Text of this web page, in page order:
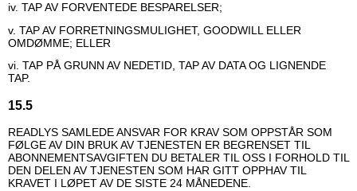
iv. TAP AV FORVENTEDE BESPARELSER;
v. TAP AV FORRETNINGSMULIGHET, GOODWILL ELLER
OMDØMME; ELLER
vi. TAP PÅ GRUNN AV NEDETID, TAP AV DATA OG LIGNENDE
TAP.
15.5
READLYS SAMLEDE ANSVAR FOR KRAV SOM OPPSTÅR SOM
FØLGE AV DIN BRUK AV TJENESTEN ER BEGRENSET TIL
ABONNEMENTSAVGIFTEN DU BETALER TIL OSS I FORHOLD TIL
DEN DELEN AV TJENESTEN SOM HAR GITT OPPHAV TIL
KRAVET I LØPET AV DE SISTE 24 MÅNEDENE.